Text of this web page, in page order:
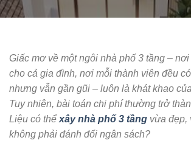
Giấc mơ về một ngôi nhà phố 3 tầng –
cho cả gia đình, nơi mỗi thành viên đều
nhưng vẫn gần gũi – luôn là khát khao
Tuy nhiên, bài toán chi phí thường trở
Liệu có thể xây nhà phố 3 tầng vừa đẹp,
không phải đánh đổi ngân sách?